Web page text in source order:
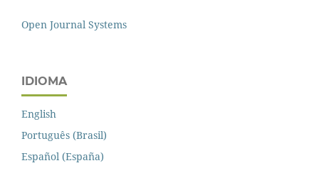
Open Journal Systems
IDIOMA
English
Português (Brasil)
Español (España)